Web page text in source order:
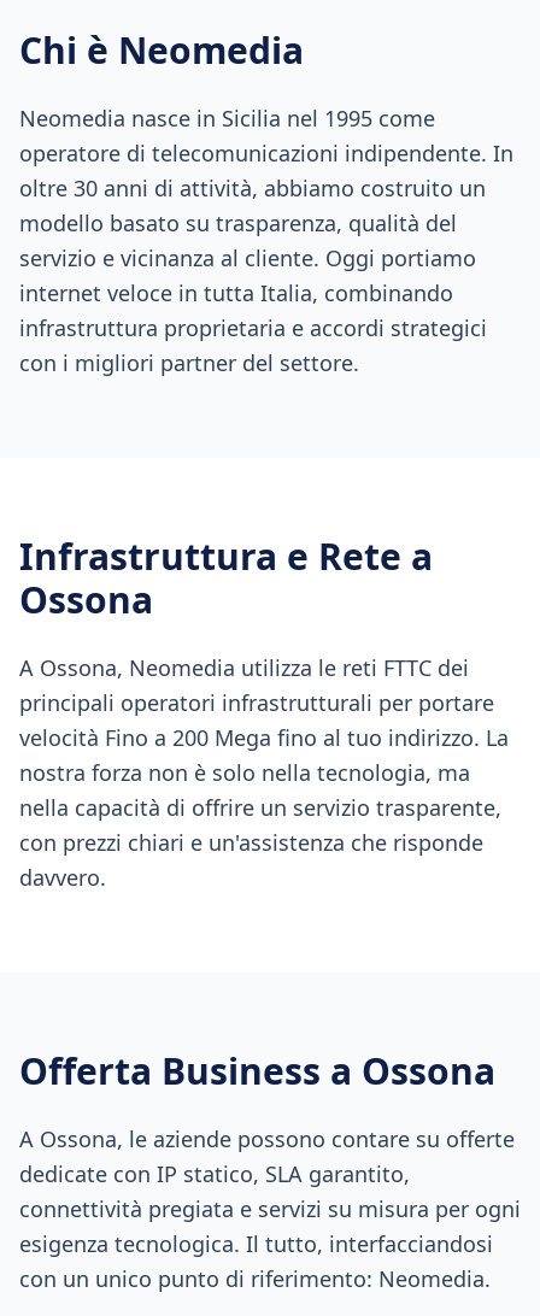
Chi è Neomedia
Neomedia nasce in Sicilia nel 1995 come
operatore di telecomunicazioni indipendente. In
oltre 30 anni di attività, abbiamo costruito un
modello basato su trasparenza, qualità del
servizio e vicinanza al cliente. Oggi portiamo
internet veloce in tutta Italia, combinando
infrastruttura proprietaria e accordi strategici
con i migliori partner del settore.
Infrastruttura e Rete a
Ossona
A Ossona, Neomedia utilizza le reti FTTC dei
principali operatori infrastrutturali per portare
velocità Fino a 200 Mega fino al tuo indirizzo. La
nostra forza non è solo nella tecnologia, ma
nella capacità di offrire un servizio trasparente,
con prezzi chiari e un'assistenza che risponde
davvero.
Offerta Business a Ossona
A Ossona, le aziende possono contare su offerte
dedicate con IP statico, SLA garantito,
connettività pregiata e servizi su misura per ogni
esigenza tecnologica. Il tutto, interfacciandosi
con un unico punto di riferimento: Neomedia.